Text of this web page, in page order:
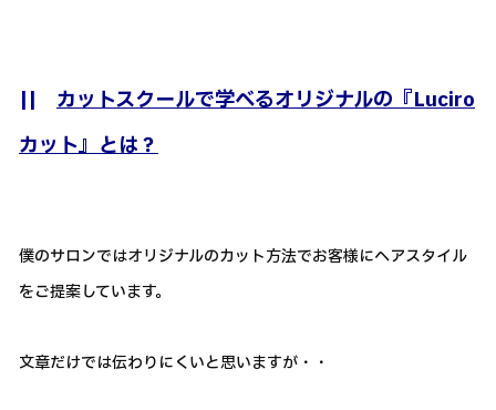
|| カットスクールで学べるオリジナルの『Luciro
カット』とは？
僕のサロンではオリジナルのカット方法でお客様にヘアスタイル
をご提案しています。
文章だけでは伝わりにくいと思いますが・・